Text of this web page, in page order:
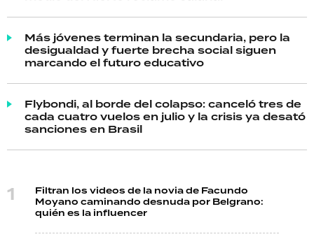
Más jóvenes terminan la secundaria, pero la
desigualdad y fuerte brecha social siguen
marcando el futuro educativo
Flybondi, al borde del colapso: canceló tres de
cada cuatro vuelos en julio y la crisis ya desató
sanciones en Brasil
Filtran los videos de la novia de Facundo
Moyano caminando desnuda por Belgrano:
quién es la influencer